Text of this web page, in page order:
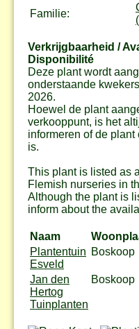
Familie:
Verkrijgbaarheid /
Disponibilité
Deze plant wordt
onderstaande
2026.
Hoewel de plant
verkooppunt, is het
informeren of de
is.
This plant is listed as
Flemish nurseries in
Although the plant is
inform about the
Naam
Plantentuin
Esveld
Boskoop
Jan den
Hertog
Tuinplanten
Boskoop